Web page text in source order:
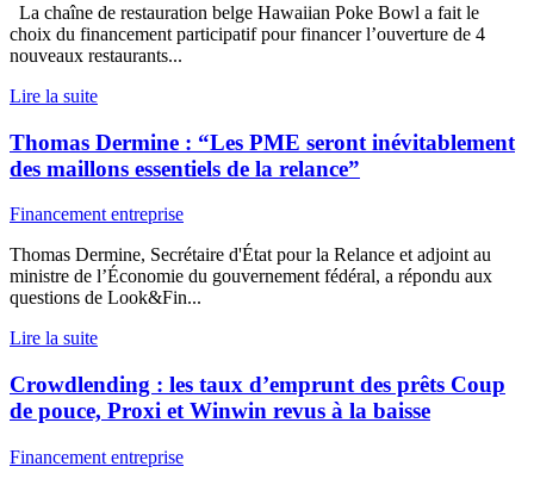
La chaîne de restauration belge Hawaiian Poke Bowl a fait le
choix du financement participatif pour financer l’ouverture de 4
nouveaux restaurants...
Lire la suite
Thomas Dermine : “Les PME seront inévitablement
des maillons essentiels de la relance”
Financement entreprise
Thomas Dermine, Secrétaire d'État pour la Relance et adjoint au
ministre de l’Économie du gouvernement fédéral, a répondu aux
questions de Look&Fin...
Lire la suite
Crowdlending : les taux d’emprunt des prêts Coup
de pouce, Proxi et Winwin revus à la baisse
Financement entreprise